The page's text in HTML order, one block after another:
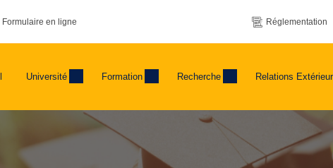
Formulaire en ligne Réglementation
Université Formation Recherche Relations